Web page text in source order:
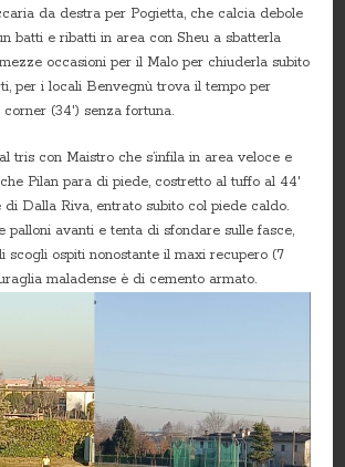
da destra per Pogietta, che calcia debole
batti e ribatti in area con Sheu a sbatterla
occasioni per il Malo per chiuderla subito
per i locali Benvegnù trova il tempo per
(34′) senza fortuna.
tris con Maistro che s’infila in area veloce e
Pilan para di piede, costretto al tuffo al 44′
di Dalla Riva, entrato subito col piede caldo.
palloni avanti e tenta di sfondare sulle fasce,
scogli ospiti nonostante il maxi recupero (7
maladense è di cemento armato.